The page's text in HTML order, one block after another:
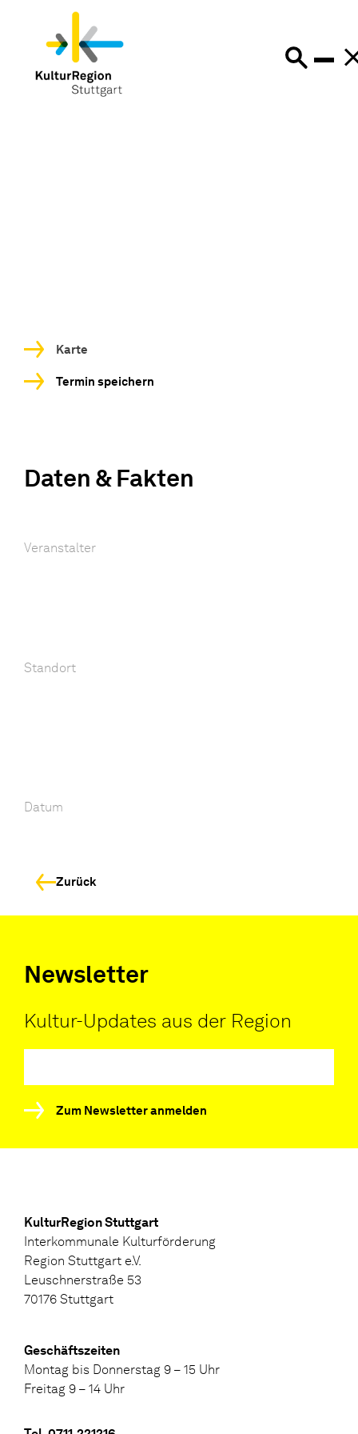
Karte
Termin speichern
Daten & Fakten
Veranstalter
Standort
Datum
Zurück
Newsletter
Kultur-Updates aus der Region
Zum Newsletter anmelden
KulturRegion Stuttgart
Interkommunale Kulturförderung
Region Stuttgart e.V.
Leuschnerstraße 53
70176 Stuttgart
Geschäftszeiten
Montag bis Donnerstag 9 – 15 Uhr
Freitag 9 – 14 Uhr